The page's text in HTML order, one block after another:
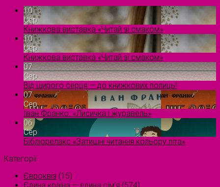
10
Сер
Книжкова виставка «Читай зі смаком»
10
Сер
Книжкова виставка «Читай зі смаком»
07
Сер
Від щирого серця — до книжкових полиць!
07
Сер
Іван Франко. «Лисичка і журавель»
06
Сер
Бібліорелакс «Затишні читання кольору літа»
Категорії
Євроквіз (15)